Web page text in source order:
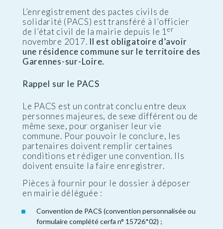
L’enregistrement des pactes civils de
solidarité (PACS) est transféré à l’officier
de l’état civil de la mairie depuis le 1 er
novembre 2017. Il est obligatoire d’avoir
une résidence commune sur le territoire des
Garennes-sur-Loire.
Rappel sur le PACS
Le PACS est un contrat conclu entre deux
personnes majeures, de sexe différent ou de
même sexe, pour organiser leur vie
commune. Pour pouvoir le conclure, les
partenaires doivent remplir certaines
conditions et rédiger une convention. Ils
doivent ensuite la faire enregistrer.
Pièces à fournir pour le dossier à déposer
en mairie déléguée :
Convention de PACS (convention personnalisée ou
formulaire complété cerfa n° 15726*02) ;